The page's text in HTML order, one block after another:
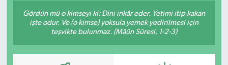
Gördün mü o kimseyi ki: Dini inkâr eder. Yetimi itip kakan
işte odur. Ve (o kimse) yoksula yemek yedirilmesi için
teşvikte bulunmaz. (Mâûn Sûresi, 1-2-3)
GÜNDEM
HABERDE İNSAN